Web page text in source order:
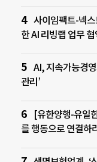
사이임팩트-넥
한 AI 리빙랩 업무 협
AI, 지속가능경
관리’
[유한양행-유일
를 행동으로 연결하